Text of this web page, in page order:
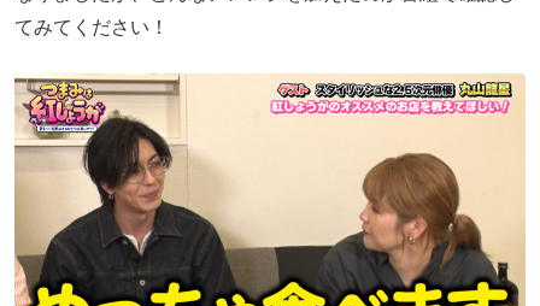
てみてください！